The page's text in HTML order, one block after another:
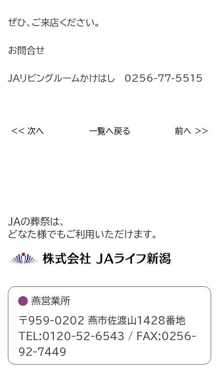
ぜひ、ご来店ください。
お問合せ
JAリビングルームかけはし 0256-77-5515
<< 次へ 一覧へ戻る 前へ >>
JAの葬祭は、
どなた様でもご利用いただけます。
燕営業所
〒959-0202 燕市佐渡山1428番地
TEL:0120-52-6543 / FAX:0256-
92-7449